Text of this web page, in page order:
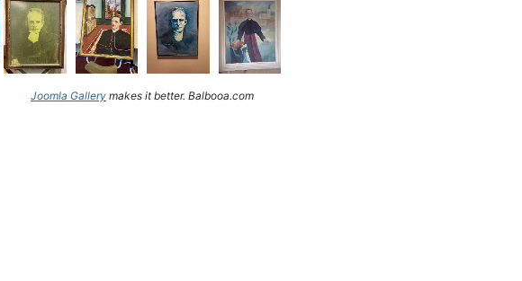
Joomla Gallery makes it better. Balbooa.com